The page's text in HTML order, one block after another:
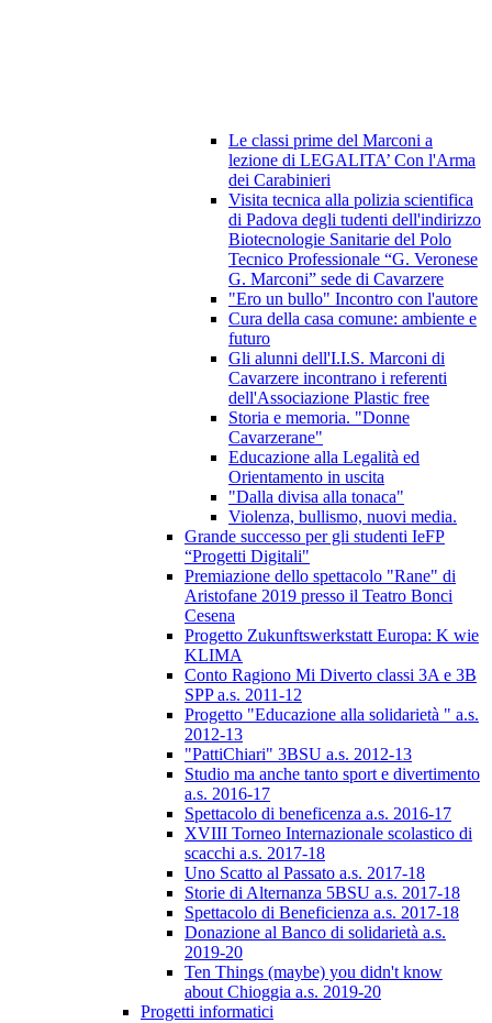
Le classi prime del Marconi a
lezione di LEGALITA’ Con l'Arma
dei Carabinieri
Visita tecnica alla polizia scientifica
di Padova degli tudenti dell'indirizzo
Biotecnologie Sanitarie del Polo
Tecnico Professionale “G. Veronese
G. Marconi” sede di Cavarzere
"Ero un bullo" Incontro con l'autore
Cura della casa comune: ambiente e
futuro
Gli alunni dell'I.I.S. Marconi di
Cavarzere incontrano i referenti
dell'Associazione Plastic free
Storia e memoria. "Donne
Cavarzerane"
Educazione alla Legalità ed
Orientamento in uscita
"Dalla divisa alla tonaca"
Violenza, bullismo, nuovi media.
Grande successo per gli studenti IeFP
“Progetti Digitali"
Premiazione dello spettacolo "Rane" di
Aristofane 2019 presso il Teatro Bonci
Cesena
Progetto Zukunftswerkstatt Europa: K wie
KLIMA
Conto Ragiono Mi Diverto classi 3A e 3B
SPP a.s. 2011-12
Progetto "Educazione alla solidarietà " a.s.
2012-13
"PattiChiari" 3BSU a.s. 2012-13
Studio ma anche tanto sport e divertimento
a.s. 2016-17
Spettacolo di beneficenza a.s. 2016-17
XVIII Torneo Internazionale scolastico di
scacchi a.s. 2017-18
Uno Scatto al Passato a.s. 2017-18
Storie di Alternanza 5BSU a.s. 2017-18
Spettacolo di Beneficienza a.s. 2017-18
Donazione al Banco di solidarietà a.s.
2019-20
Ten Things (maybe) you didn't know
about Chioggia a.s. 2019-20
Progetti informatici